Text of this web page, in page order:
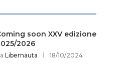
soon XXV edizione
2026
Libernauta 18/10/2024